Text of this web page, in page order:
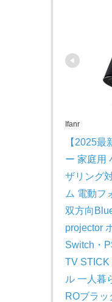
Ifanr
【2025
ー 家庭用
ザリング
ム 電動フ
双方向
projector
Switch・
TV STICK
ル 一人暮
ROブラッ